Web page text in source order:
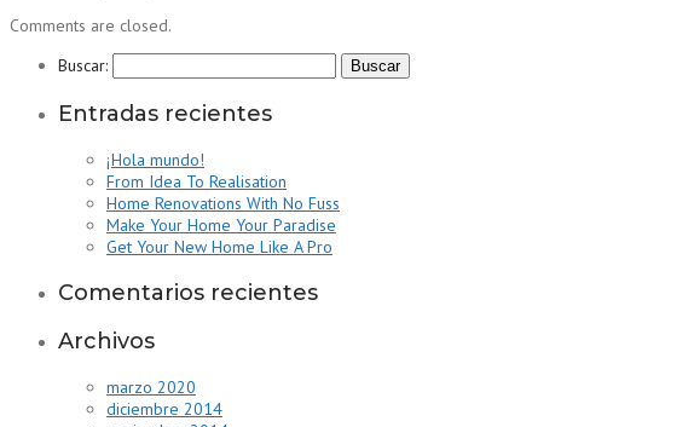
Comments are closed.
Buscar:
Entradas recientes
¡Hola mundo!
From Idea To Realisation
Home Renovations With No Fuss
Make Your Home Your Paradise
Get Your New Home Like A Pro
Comentarios recientes
Archivos
marzo 2020
diciembre 2014